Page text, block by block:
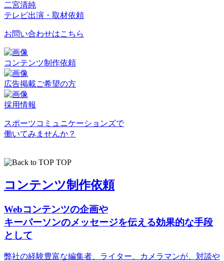
二宮清純
テレビ出演・取材依頼
お問い合わせはこちら
コンテンツ制作依頼
広告掲載ご希望の方
採用情報
スポーツコミュニケーションズで
働いてみませんか？
TOP
コンテンツ制作依頼
Webコンテンツの企画や
キーパーソンのメッセージを伝える効果的な手段
として
弊社の経験豊富な編集者、ライター、カメラマンが、対談や